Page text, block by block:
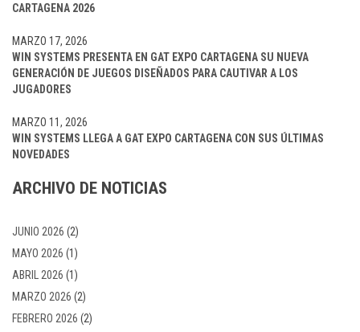
CARTAGENA 2026
WIN SYSTEMS PRESENTA EN GAT EXPO CARTAGENA SU NUEVA
GENERACIÓN DE JUEGOS DISEÑADOS PARA CAUTIVAR A LOS
JUGADORES
MARZO 17, 2026
WIN SYSTEMS LLEGA A GAT EXPO CARTAGENA CON SUS ÚLTIMAS
NOVEDADES
MARZO 11, 2026
ARCHIVO DE NOTICIAS
JUNIO 2026 (2)
MAYO 2026 (1)
ABRIL 2026 (1)
MARZO 2026 (2)
FEBRERO 2026 (2)